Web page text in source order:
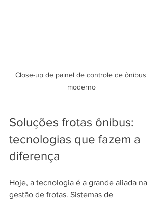
Close-up de painel de controle de ônibus
moderno
Soluções frotas ônibus:
tecnologias que fazem a
diferença
Hoje, a tecnologia é a grande aliada na
gestão de frotas. Sistemas de